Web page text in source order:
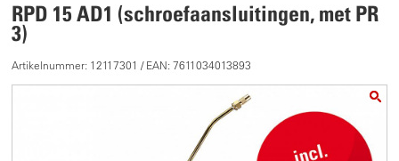
RPD 15 AD1 (schroefaansluitingen, met PR
3)
Artikelnummer: 12117301 / EAN: 7611034013893